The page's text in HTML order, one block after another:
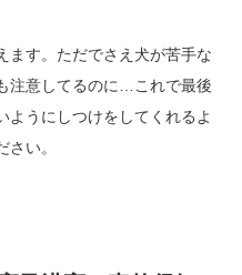
ます。ただでさえ犬が苦手な
注意してるのに…これで最後
ようにしつけをしてくれるよ
い。